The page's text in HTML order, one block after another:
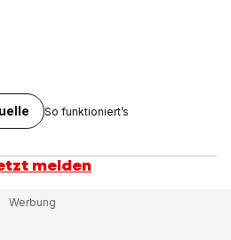
So funktioniert’s
melden